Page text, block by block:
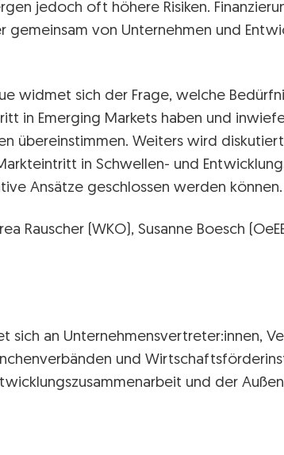
jedoch oft höhere Risiken.
gemeinsam von Unternehmen und
widmet sich der Frage, welche
in Emerging Markets haben und
übereinstimmen. Weiters wird
in Schwellen- und
Ansätze geschlossen werden können.
Rauscher (WKO), Susanne Boesch
sich an Unternehmensvertreter:innen,
und
und der